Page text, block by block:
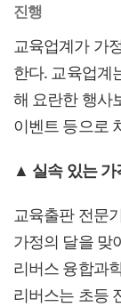
진행
교육업계가 가
한다. 교육업계
해 요란한 행사
이벤트 등으로
▲ 실속 있는
교육출판 전문
가정의 달을 맞
리버스 융합과
리버스는 초등